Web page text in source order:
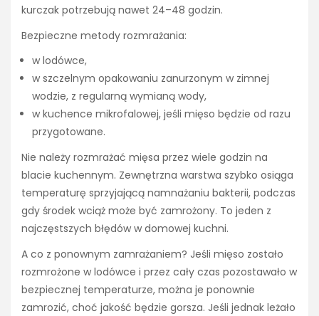
kurczak potrzebują nawet 24–48 godzin.
Bezpieczne metody rozmrażania:
w lodówce,
w szczelnym opakowaniu zanurzonym w zimnej
wodzie, z regularną wymianą wody,
w kuchence mikrofalowej, jeśli mięso będzie od razu
przygotowane.
Nie należy rozmrażać mięsa przez wiele godzin na
blacie kuchennym. Zewnętrzna warstwa szybko osiąga
temperaturę sprzyjającą namnażaniu bakterii, podczas
gdy środek wciąż może być zamrożony. To jeden z
najczęstszych błędów w domowej kuchni.
A co z ponownym zamrażaniem? Jeśli mięso zostało
rozmrożone w lodówce i przez cały czas pozostawało w
bezpiecznej temperaturze, można je ponownie
zamrozić, choć jakość będzie gorsza. Jeśli jednak leżało